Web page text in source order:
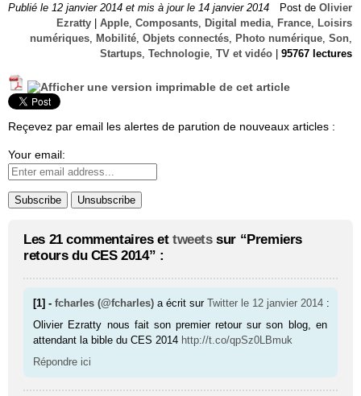
Publié le 12 janvier 2014 et mis à jour le 14 janvier 2014 Post de Olivier
Ezratty
Apple, Composants, Digital media, France, Loisirs
numériques, Mobilité, Objets connectés, Photo numérique, Son,
Startups, Technologie, TV et vidéo 95767 lectures
Reçevez par email les alertes de parution de nouveaux articles :
Your email:
Les 21 commentaires et tweetssur “Premiers
retours du CES 2014” :
[1] -fcharles (@fcharles) a écrit surTwitter le 12 janvier 2014 :
Olivier Ezratty nous fait son premier retour sur son blog, en
attendant la bible du CES 2014 http://t.co/qpSz0LBmuk
Répondre ici